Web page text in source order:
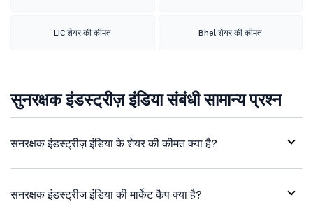
LIC शेयर की कीमत Bhel शेयर की कीमत
सुनरक्षक इंडस्ट्रीज़ इंडिया संबंधी सामान्य प्रश्न
सनरक्षक इंडस्ट्रीज़ इंडिया के शेयर की कीमत क्या है?
सनरक्षक इंडस्ट्रीज इंडिया की मार्केट कैप क्या है?